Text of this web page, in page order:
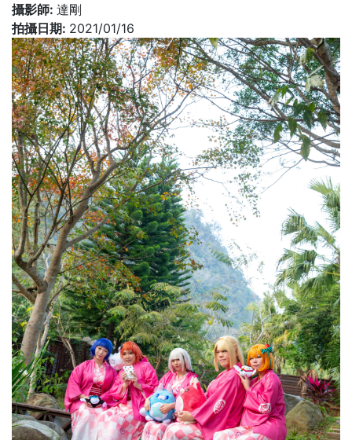
攝影師: 達剛
拍攝日期: 2021/01/16